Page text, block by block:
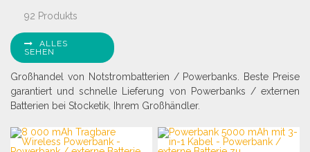
92 Produkts
ALLES
SEHEN
Großhandel von Notstrombatterien / Powerbanks. Beste Preise
garantiert und schnelle Lieferung von Powerbanks / externen
Batterien bei Stocketik, Ihrem Großhändler.